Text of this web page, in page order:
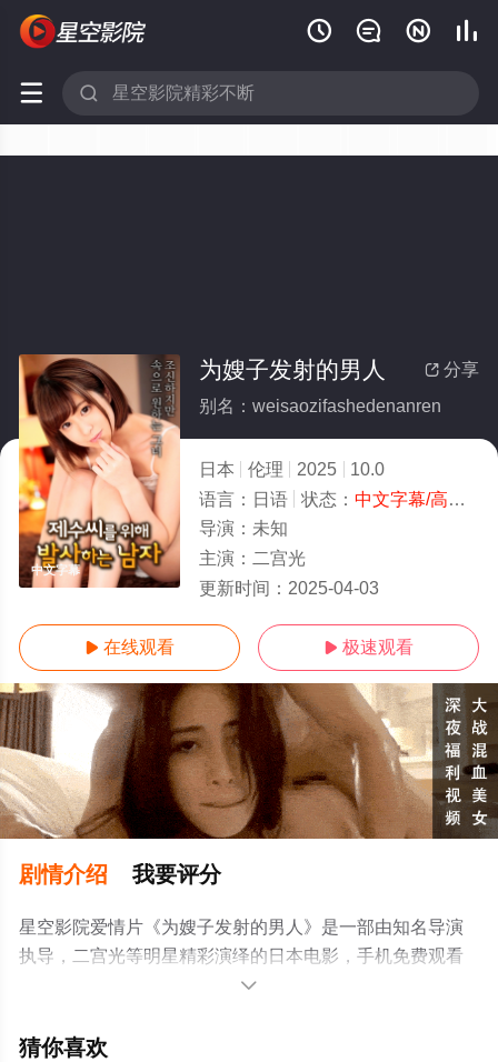
   
 
中文字幕
 分享
为嫂子发射的男人
别名：weisaozifashedenanren
日本 伦理 2025
10.0
语言： 日语 状态： 中文字幕/高清
导演： 未知
主演： 二宫光
更新时间： 2025-04-03
 在线观看  极速观看
剧情介绍 我要评分
星空影院爱情片《为嫂子发射的男人》是一部由知名导演
执导，二宫光等明星精彩演绎的日本电影，手机免费观看
高清未删减完整版电影大全就上星空电影网，更多相关信

猜你喜欢